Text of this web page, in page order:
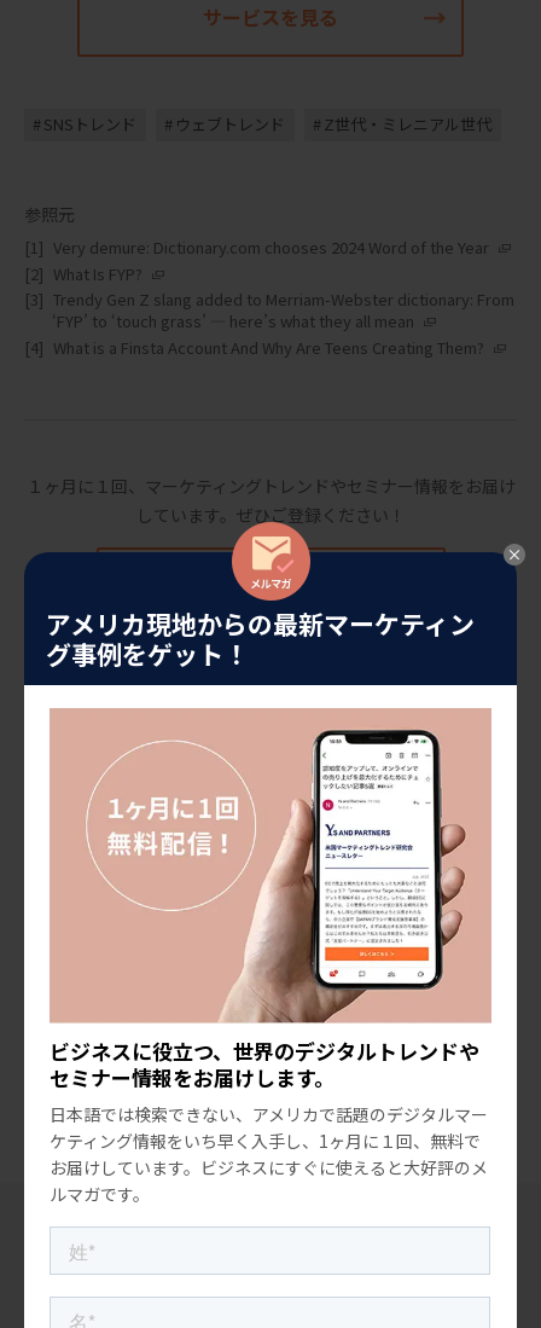
アメリカ現地からの最新マーケティン
グ事例をゲット！
ビジネスに役立つ、世界のデジタルトレンドや
セミナー情報をお届けします。
日本語では検索できない、アメリカで話題のデジタルマー
ケティング情報をいち早く入手し、1ヶ月に１回、無料で
お届けしています。ビジネスにすぐに使えると大好評のメ
ルマガです。
サービスを見る
SNSトレンド ウェブトレンド Z世代・ミレニアル世代
参照元
Very demure: Dictionary.com chooses 2024 Word of the Year
What Is FYP?
Trendy Gen Z slang added to Merriam-Webster dictionary: From
‘FYP’ to ‘touch grass’ — here’s what they all mean
What is a Finsta Account And Why Are Teens Creating Them?
１ヶ月に１回、マーケティングトレンドやセミナー情報をお届け
しています。 ぜひご登録ください！
メルマガ登録する
プロジェクトのご相談やご依頼につきましては、以下のフォーム
お問い合わせ
前の記事
米国マーケティングトレンド
アメリカで好調な「日本酒(sake)」。海外
での人気の背景と今後の展望(2025年 最…
2024年、アメリカで１番検索されたワード
は？
“米国マーケティングトレンド研究会”
最新の記事